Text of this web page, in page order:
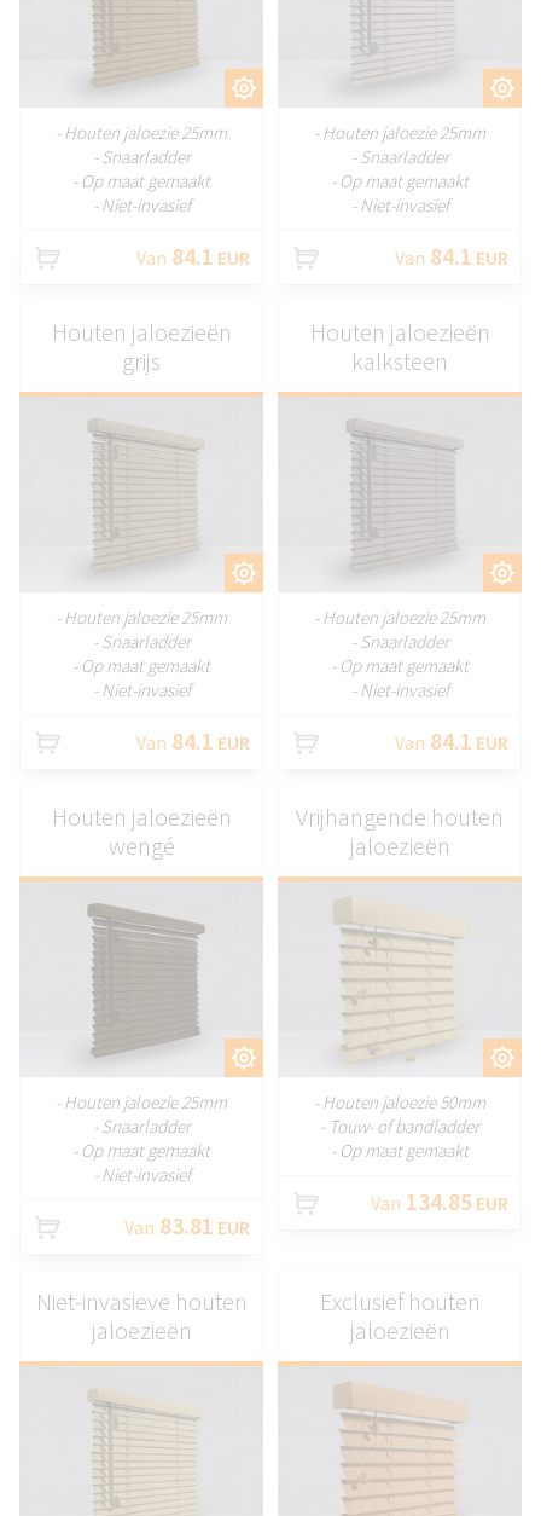
- Houten jaloezie 25mm
- Snaarladder
- Op maat gemaakt
- Niet-invasief
Van 84.1 EUR
- Houten jaloezie 25mm
- Snaarladder
- Op maat gemaakt
- Niet-invasief
Van 84.1 EUR
Houten jaloezieën
grijs
- Houten jaloezie 25mm
- Snaarladder
- Op maat gemaakt
- Niet-invasief
Van 84.1 EUR
Houten jaloezieën
kalksteen
- Houten jaloezie 25mm
- Snaarladder
- Op maat gemaakt
- Niet-invasief
Van 84.1 EUR
Houten jaloezieën
wengé
- Houten jaloezie 25mm
- Snaarladder
- Op maat gemaakt
- Niet-invasief
Van 83.81 EUR
AANPASSEN
Vrijhangende houten
jaloezieën
- Houten jaloezie 50mm
- Touw- of bandladder
- Op maat gemaakt
Van 134.85 EUR
Niet-invasieve houten
jaloezieën
Exclusief houten
jaloezieën